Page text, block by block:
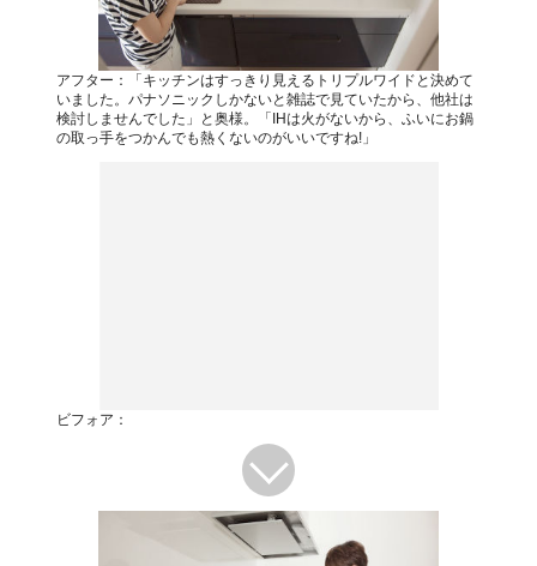
アフター：「キッチンはすっきり見えるトリプルワイドと決めて
いました。パナソニックしかないと雑誌で見ていたから、他社は
検討しませんでした」と奥様。「IHは火がないから、ふいにお鍋
の取っ手をつかんでも熱くないのがいいですね!」
ビフォア：